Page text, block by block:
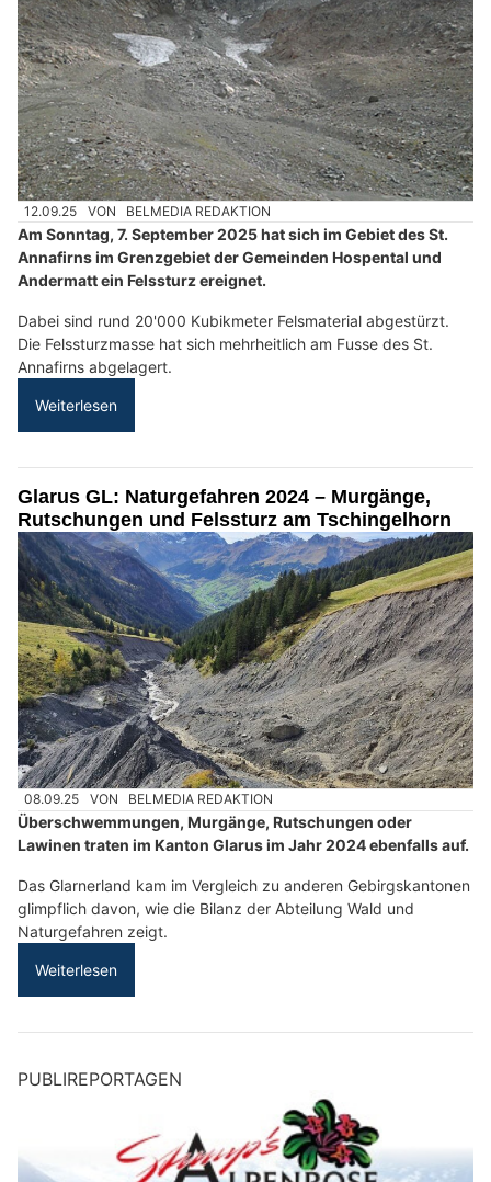
12.09.25 VON BELMEDIA REDAKTION
Am Sonntag, 7. September 2025 hat sich im Gebiet des St.
Annafirns im Grenzgebiet der Gemeinden Hospental und
Andermatt ein Felssturz ereignet.
Dabei sind rund 20'000 Kubikmeter Felsmaterial abgestürzt.
Die Felssturzmasse hat sich mehrheitlich am Fusse des St.
Annafirns abgelagert.
Weiterlesen
Glarus GL: Naturgefahren 2024 – Murgänge,
Rutschungen und Felssturz am Tschingelhorn
08.09.25 VON BELMEDIA REDAKTION
Überschwemmungen, Murgänge, Rutschungen oder
Lawinen traten im Kanton Glarus im Jahr 2024 ebenfalls auf.
Das Glarnerland kam im Vergleich zu anderen Gebirgskantonen
glimpflich davon, wie die Bilanz der Abteilung Wald und
Naturgefahren zeigt.
Weiterlesen
PUBLIREPORTAGEN